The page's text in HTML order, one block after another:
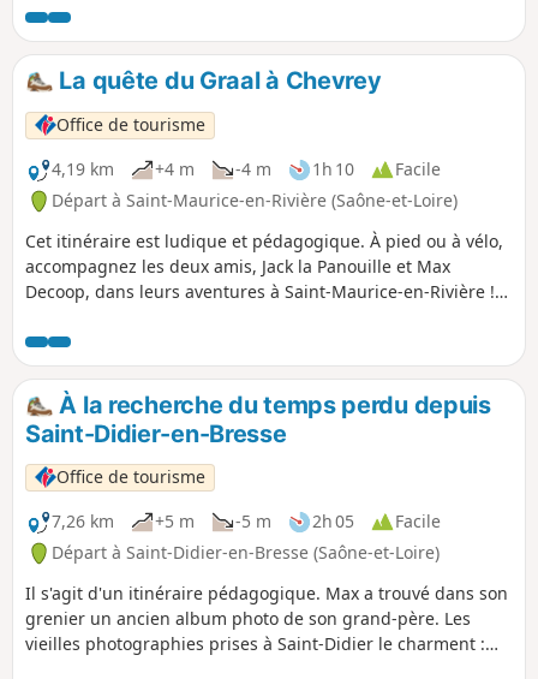
du Château, un espace naturel sensible préservé riche en
faune et en oiseaux.
La quête du Graal à Chevrey
Office de tourisme
4,19 km
+4 m -4 m 1h 10
Facile
Départ à Saint-Maurice-en-Rivière (Saône-et-Loire)
Cet itinéraire est ludique et pédagogique. À pied ou à vélo,
accompagnez les deux amis, Jack la Panouille et Max
Decoop, dans leurs aventures à Saint-Maurice-en-Rivière !
parler d’un trésor d’une grande richesse. Il paraîtrait que le
Graal se trouve dans le village. Voilà peut-être l’occasion
pour les deux épis de devenir riches et de prendre la clé
des champs pour de bon ! Mais nos deux aventuriers vont
avoir du pain sur la planche... Aidez-les sur leur parcours !
À la recherche du temps perdu depuis
Saint-Didier-en-Bresse
Office de tourisme
7,26 km
+5 m -5 m 2h 05
Facile
Départ à Saint-Didier-en-Bresse (Saône-et-Loire)
Il s'agit d'un itinéraire pédagogique. Max a trouvé dans son
grenier un ancien album photo de son grand-père. Les
vieilles photographies prises à Saint-Didier le charment :